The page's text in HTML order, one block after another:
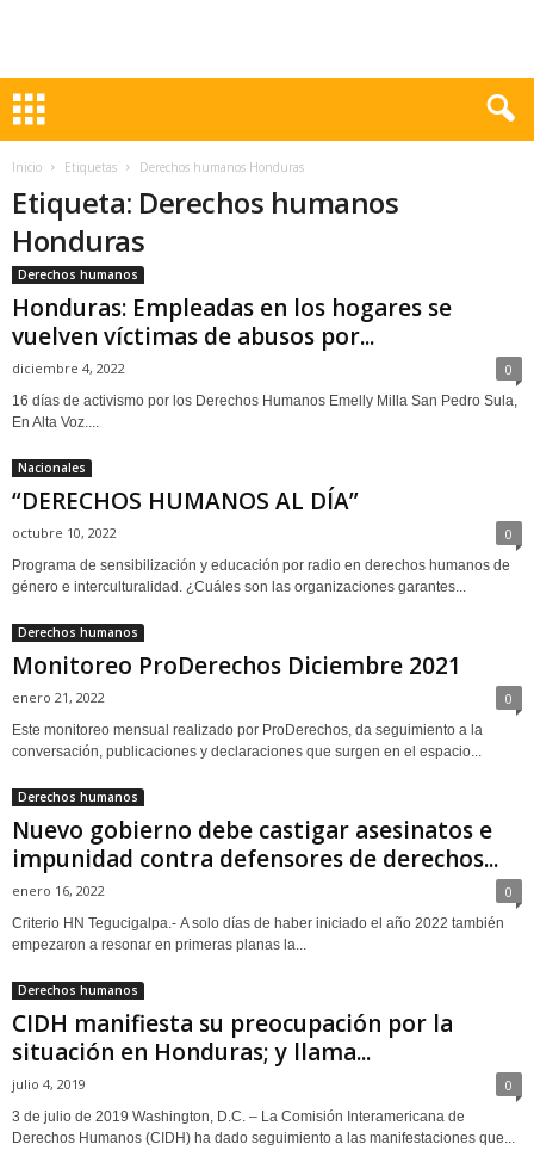
Inicio Etiquetas Derechos humanos Honduras
Etiqueta: Derechos humanos
Honduras
Derechos humanos
Honduras: Empleadas en los hogares se
vuelven víctimas de abusos por...
diciembre 4, 2022 0
16 días de activismo por los Derechos Humanos Emelly Milla San Pedro Sula,
En Alta Voz....
Nacionales
“DERECHOS HUMANOS AL DÍA”
octubre 10, 2022 0
Programa de sensibilización y educación por radio en derechos humanos de
género e interculturalidad. ¿Cuáles son las organizaciones garantes...
Derechos humanos
Monitoreo ProDerechos Diciembre 2021
enero 21, 2022 0
Este monitoreo mensual realizado por ProDerechos, da seguimiento a la
conversación, publicaciones y declaraciones que surgen en el espacio...
Derechos humanos
Nuevo gobierno debe castigar asesinatos e
impunidad contra defensores de derechos...
enero 16, 2022 0
Criterio HN Tegucigalpa.- A solo días de haber iniciado el año 2022 también
empezaron a resonar en primeras planas la...
Derechos humanos
CIDH manifiesta su preocupación por la
situación en Honduras; y llama...
julio 4, 2019 0
3 de julio de 2019 Washington, D.C. – La Comisión Interamericana de
Derechos Humanos (CIDH) ha dado seguimiento a las manifestaciones que...